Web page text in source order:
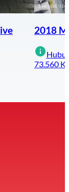
2018
73.560